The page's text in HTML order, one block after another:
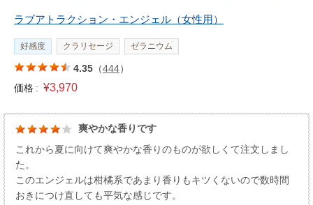
ラブアトラクション・エンジェル（女性用）
好感度 クラリセージ ゼラニウム
4.35 （444）
価格 : ¥3,970
爽やかな香りです
これから夏に向けて爽やかな香りのものが欲しくて注文しまし
た。
このエンジェルは柑橘系であまり香りもキツくないので数時間
おきにつけ直しても平気な感じです。